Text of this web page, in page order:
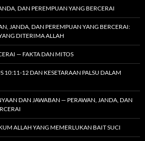
DAN PEREMPUAN YANG BERCERAI
JANDA, DAN PEREMPUAN YANG BERCERAI:
DITERIMA ALLAH
— FAKTA DAN MITOS
10:11-12 DAN KESETARAAN PALSU DALAM
DAN JAWABAN — PERAWAN, JANDA, DAN
ALLAH YANG MEMERLUKAN BAIT SUCI